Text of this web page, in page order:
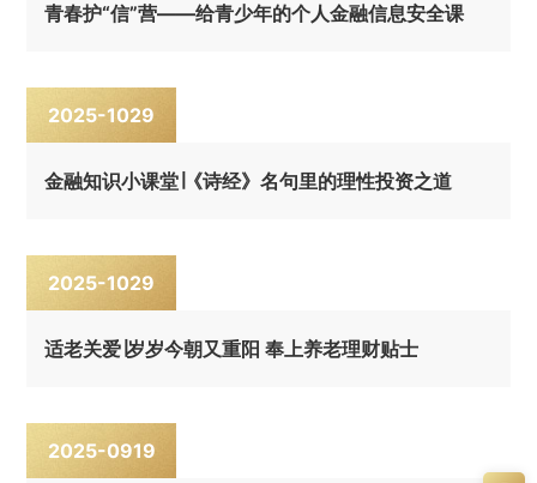
青春护“信”营——给青少年的个人金融信息安全课
29
2025-10
金融知识小课堂∣《诗经》名句里的理性投资之道
29
2025-10
适老关爱∣岁岁今朝又重阳 奉上养老理财贴士
19
2025-09